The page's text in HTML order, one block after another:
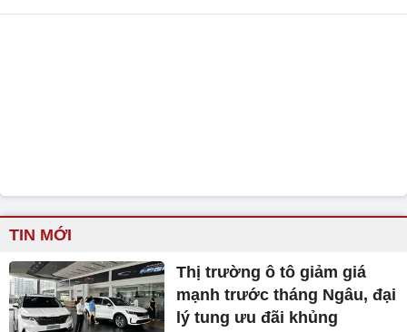
TIN MỚI
Thị trường ô tô giảm giá
mạnh trước tháng Ngâu, đại
lý tung ưu đãi khủng